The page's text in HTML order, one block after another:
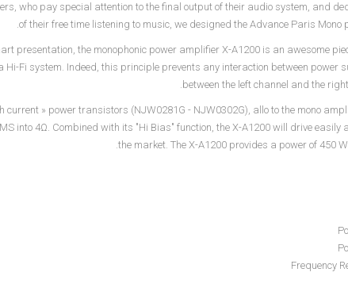
who pay special attention to the final output of their audio system, and
of their free time listening to music, we designed the Advance Paris Mono
presentation, the monophonic power amplifier X-A1200 is an awesome
Fi system. Indeed, this principle prevents any interaction between power
between the left channel and the
» power transistors (NJW0281G - NJW0302G), allo to the mono
into 4Ω. Combined with its "Hi Bias" function, the X-A1200 will drive easily
the market. The X-A1200 provides a power of 450
Frequency